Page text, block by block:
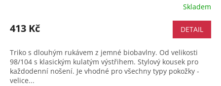
Skladem
413 Kč DETAIL
Triko s dlouhým rukávem z jemné biobavlny. Od velikosti
98/104 s klasickým kulatým výstřihem. Stylový kousek pro
každodenní nošení. Je vhodné pro všechny typy pokožky -
velice...